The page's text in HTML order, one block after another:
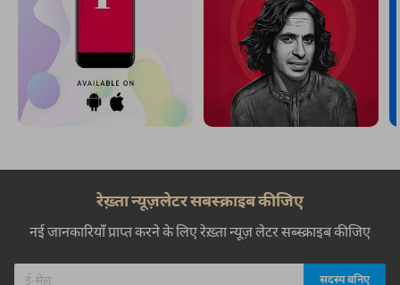
रेख़्ता न्यूज़लेटर सबस्क्राइब कीजिए
नई जानकारियाँ प्राप्त करने के लिए रेख़्ता न्यूज़ लेटर सब्स्क्राइब कीजिए